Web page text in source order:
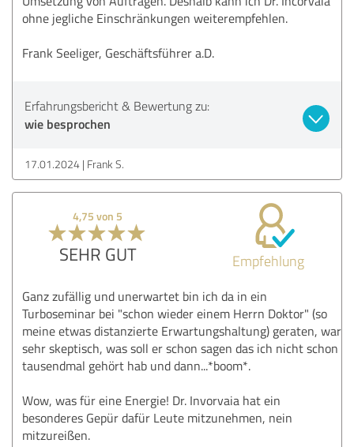
ohne jegliche Einschränkungen weiterempfehlen.
Frank Seeliger, Geschäftsführer a.D.
Erfahrungsbericht & Bewertung zu:
wie besprochen
17.01.2024 Frank S.
4,75 von 5
SEHR GUT Empfehlung
Ganz zufällig und unerwartet bin ich da in ein
Turboseminar bei "schon wieder einem Herrn Doktor" (so
meine etwas distanzierte Erwartungshaltung) geraten, war
sehr skeptisch, was soll er schon sagen das ich nicht schon
tausendmal gehört hab und dann...*boom*.
Wow, was für eine Energie! Dr. Invorvaia hat ein
besonderes Gepür dafür Leute mitzunehmen, nein
mitzureißen.